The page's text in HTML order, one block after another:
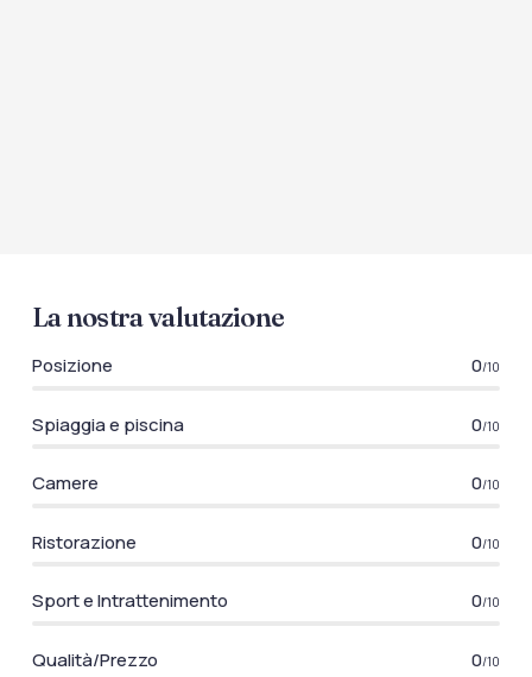
La nostra valutazione
Posizione 0/10
Spiaggia e piscina 0/10
Camere 0/10
Ristorazione 0/10
Sport e Intrattenimento 0/10
Qualità/Prezzo 0/10